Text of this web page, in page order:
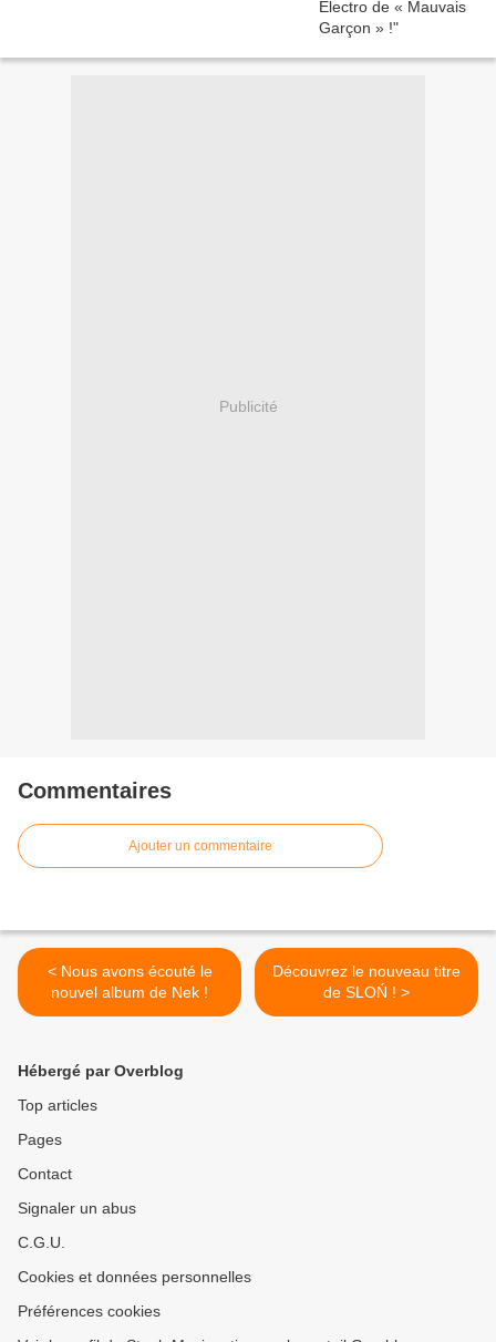
Publicité
Commentaires
Ajouter un commentaire
< Nous avons écouté le
nouvel album de Nek !
Découvrez le nouveau titre
de SLOŃ ! >
Hébergé par Overblog
Top articles
Pages
Contact
Signaler un abus
C.G.U.
Cookies et données personnelles
Préférences cookies